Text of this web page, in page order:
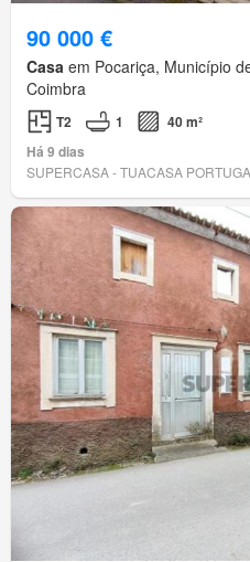
90 000 €
Casa em Pocariça, Município
Coimbra
T2 1
40 m²
Há 9 dias
SUPERCASA - TUACASA